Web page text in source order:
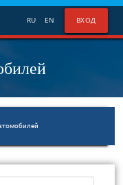
ВХОД
RU EN